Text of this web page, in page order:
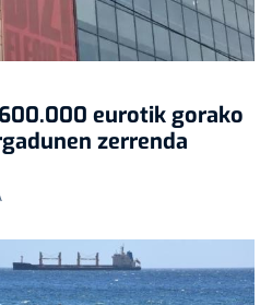
eurotik gorako
zerrenda